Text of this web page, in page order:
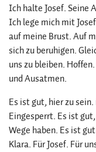
Ich halte Josef. Seine
Ich lege mich mit
auf meine Brust. Auf
sich zu beruhigen.
uns zu bleiben.
und Ausatmen.
Es ist gut, hier zu
Eingesperrt. Es ist
Wege haben. Es ist
Klara. Für Josef. Für